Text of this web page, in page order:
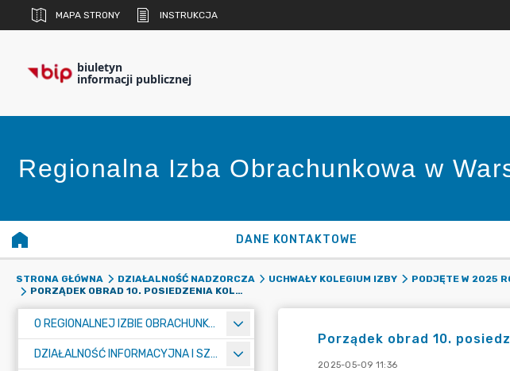
MAPA STRONY INSTRUKCJA
biuletyn
informacji publicznej
Regionalna Izba Obrachunkowa w
DANE KONTAKTOWE
STRONA GŁÓWNA DZIAŁALNOŚĆ NADZORCZA UCHWAŁY KOLEGIUM IZBY PODJĘTE W 2025
PORZĄDEK OBRAD 10. POSIEDZENIA KOLEGIUM W DNIU 29 KWIETNIA 2025 R.
O REGIONALNEJ IZBIE OBRACHUNKOWEJ W WARSZAWIE
DZIAŁALNOŚĆ INFORMACYJNA I SZKOLENIOWA
Porządek obrad 10.
2025-05-09 11:36